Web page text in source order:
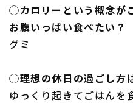
◯カロリーという概念が
お腹いっぱい食べたい？
グミ
◯理想の休日の過ごし方
ゆっくり起きてごはんを